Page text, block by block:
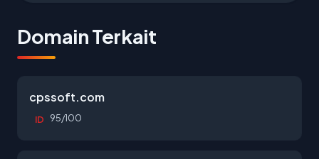
Domain Terkait
cpssoft.com
ID 95/100